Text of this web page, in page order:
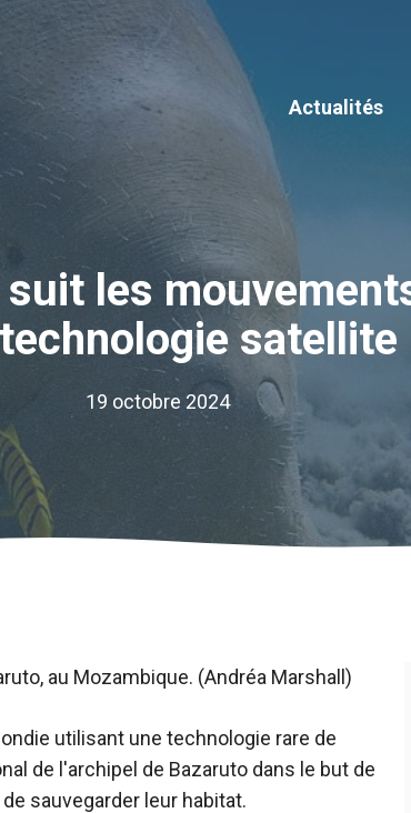
Actualités
les
satellite
19 octobre 2024
au Mozambique. (Andréa Marshall)
utilisant une technologie rare de
de l'archipel de Bazaruto dans le but de
sauvegarder leur habitat.